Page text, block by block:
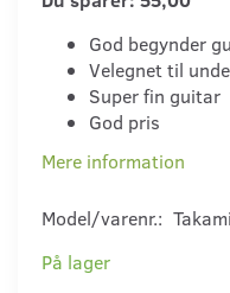
God begynder
Velegnet til
Super fin guitar
God pris
Mere information
Model/varenr.:
På lager